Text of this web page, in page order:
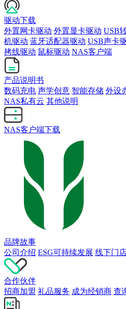
驱动下载
外置网卡驱动 外置显卡驱动 USB
机驱动 蓝牙适配器驱动 USB声卡
拷线驱动 鼠标驱动 NAS客户端
产品说明书
数码充电 声学创意 智能存储 外设
NAS私有云 其他说明
NAS客户端下载
品牌故事
公司介绍 ESG可持续发展 线下门
合作伙伴
招商加盟 礼品服务 成为经销商 查